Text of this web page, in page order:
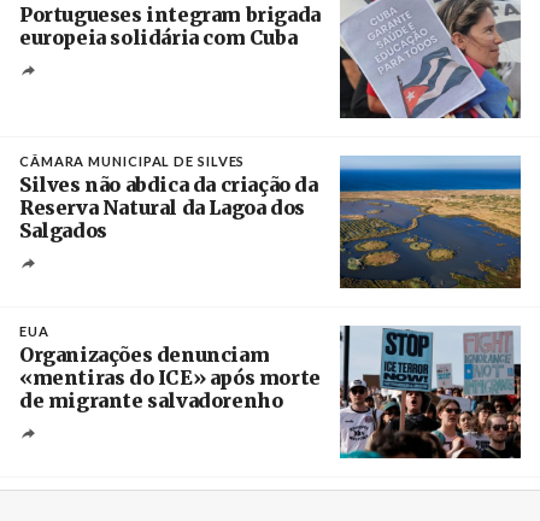
Portugueses integram brigada
europeia solidária com Cuba
CÂMARA MUNICIPAL DE SILVES
Silves não abdica da criação da
Reserva Natural da Lagoa dos
Salgados
EUA
Organizações denunciam
«mentiras do ICE» após morte
de migrante salvadorenho